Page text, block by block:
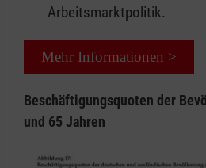
Arbeitsmarktpolitik.
Mehr Informationen >
Beschäftigungsquoten der
und 65 Jahren